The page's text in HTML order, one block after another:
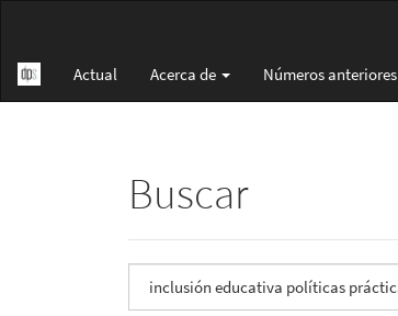
principal
Barra
Actual Acerca de Números anteriores
Buscar
artículos